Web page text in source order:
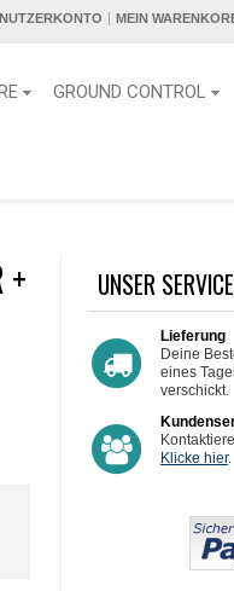
MEIN
GROUND CONTROL
+
UNSER SERVICE
Lieferung
Deine
eines
verschickt.
Klicke hier.